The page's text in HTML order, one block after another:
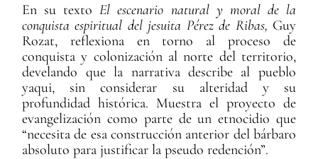
En su textoEl escenario natural y moral de la
conquista espiritual del jesuita Pérez de Ribas, Guy
Rozat, reflexiona en torno al proceso de
conquista y colonización al norte del territorio,
develando que la narrativa describe al pueblo
yaqui, sin considerar su alteridad y su
profundidad histórica. Muestra el proyecto de
evangelización como parte de un etnocidio que
“necesita de esa construcción anterior del bárbaro
absoluto para justificar la pseudo redención”.